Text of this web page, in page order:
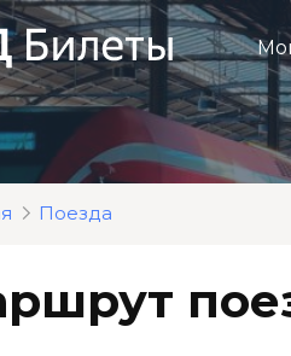
Поезда